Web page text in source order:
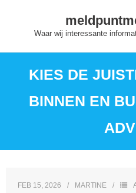
Waar wij interessante
KIES DE
BINNEN EN
FEB 15, 2026 MARTINE